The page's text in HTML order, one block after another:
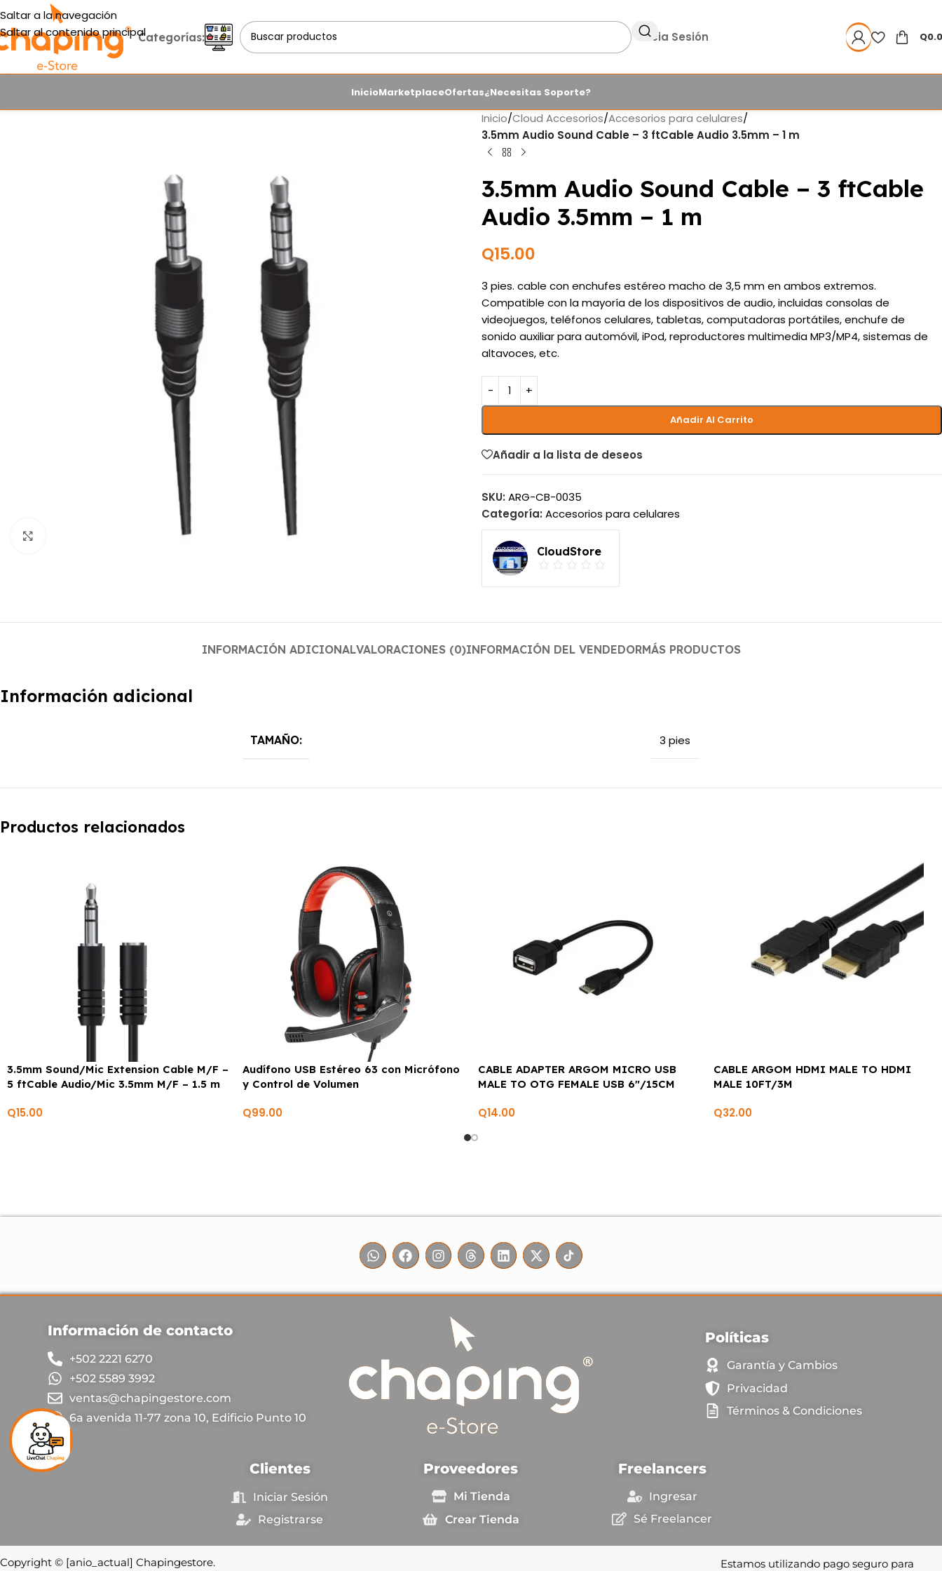
Saltar a la navegación
Saltar al contenido principalCategorías: Inicia Sesión Q
InicioMarketplaceOfertas¿Necesitas Soporte?
Inicio/Cloud Accesorios/Accesorios para celulares/
3.5mm Audio Sound Cable – 3 ftCable Audio 3.5mm – 1 m
3.5mm Audio Sound Cable – 3 ftCable
Audio 3.5mm – 1 m
Q15.00
3 pies. cable con enchufes estéreo macho de 3,5 mm en ambos extremos.
Compatible con la mayoría de los dispositivos de audio, incluidas consolas de
videojuegos, teléfonos celulares, tabletas, computadoras portátiles, enchufe de
sonido auxiliar para automóvil, iPod, reproductores multimedia MP3/MP4, sistemas de
altavoces, etc.
Añadir Al Carrito
Añadir a la lista de deseos
SKU: ARG-CB-0035
Categoría: Accesorios para celulares
CloudStore
INFORMACIÓN ADICIONALVALORACIONES (0)INFORMACIÓN DEL VENDEDORMÁS PRODUCTOS
Información adicional
TAMAÑO: 3 pies
Productos relacionados
3.5mm Sound/Mic Extension Cable M/F –
5 ftCable Audio/Mic 3.5mm M/F – 1.5 m
Q15.00
Audífono USB Estéreo 63 con Micrófono
y Control de Volumen
Q99.00
CABLE ADAPTER ARGOM MICRO USB
MALE TO OTG FEMALE USB 6″/15CM
Q14.00
CABLE ARGOM HDMI MALE TO HDMI
MALE 10FT/3M
Q32.00
Información de contacto
+502 2221 6270
+502 5589 3992
ventas@chapingestore.com
6a avenida 11-77 zona 10, Edificio Punto 10
Políticas
Garantía y Cambios
Privacidad
Términos & Condiciones
Clientes
Iniciar Sesión
Registrarse
Proveedores
Mi Tienda
Crear Tienda
Freelancers
Ingresar
Sé Freelancer
Copyright © [anio_actual] Chapingestore. Estamos utilizando pago seguro para